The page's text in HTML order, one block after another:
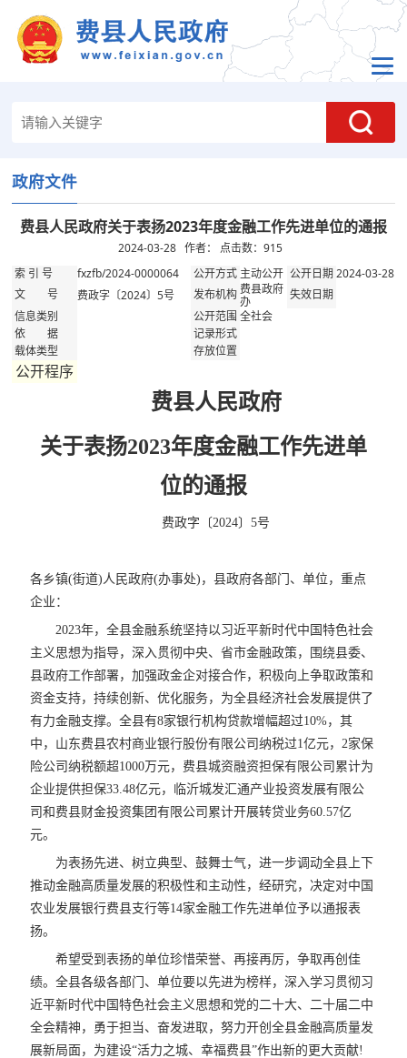
政府文件
费县人民政府关于表扬2023年度金融工作先进单位的通报
2024-03-28 作者： 点击数：915
索 引 号 fxzfb/2024-0000064 公开方式 主动公开 公开日期2024-03-28
文 号 ​费政字〔2024〕5号 发布机构费县政府
办
失效日期
信息类别
公开范围全社会
依 据
记录形式
载体类型
存放位置
公开程序
费县人民政府
关于表扬2023年度金融工作先进单
位的通报
费政字〔2024〕5号
各乡镇(街道)人民政府(办事处)，县政府各部门、单位，重点
企业：
2023年，全县金融系统坚持以习近平新时代中国特色社会
主义思想为指导，深入贯彻中央、省市金融政策，围绕县委、
县政府工作部署，加强政金企对接合作，积极向上争取政策和
资金支持，持续创新、优化服务，为全县经济社会发展提供了
有力金融支撑。全县有8家银行机构贷款增幅超过10%，其
中，山东费县农村商业银行股份有限公司纳税过1亿元，2家保
险公司纳税额超1000万元，费县城资融资担保有限公司累计为
企业提供担保33.48亿元，临沂城发汇通产业投资发展有限公
司和费县财金投资集团有限公司累计开展转贷业务60.57亿
元。
为表扬先进、树立典型、鼓舞士气，进一步调动全县上下
推动金融高质量发展的积极性和主动性，经研究，决定对中国
农业发展银行费县支行等14家金融工作先进单位予以通报表
扬。
希望受到表扬的单位珍惜荣誉、再接再厉，争取再创佳
绩。全县各级各部门、单位要以先进为榜样，深入学习贯彻习
近平新时代中国特色社会主义思想和党的二十大、二十届二中
全会精神，勇于担当、奋发进取，努力开创全县金融高质量发
展新局面，为建设“活力之城、幸福费县”作出新的更大贡献!